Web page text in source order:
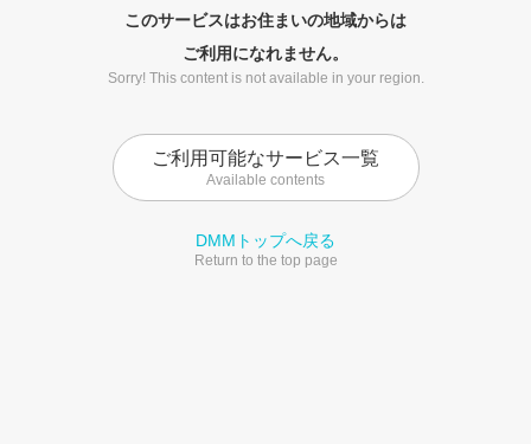
このサービスはお住まいの地域からは
ご利用になれません。
Sorry! This content is not available in your region.
ご利用可能なサービス一覧
Available contents
DMMトップへ戻る
Return to the top page